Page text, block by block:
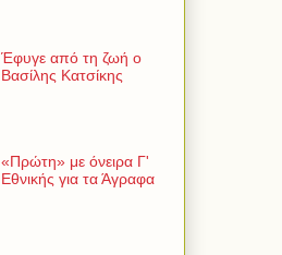
Έφυγε από τη ζωή ο
Βασίλης Κατσίκης
«Πρώτη» με όνειρα Γ'
Εθνικής για τα Άγραφα